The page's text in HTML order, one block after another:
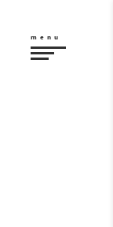
menu